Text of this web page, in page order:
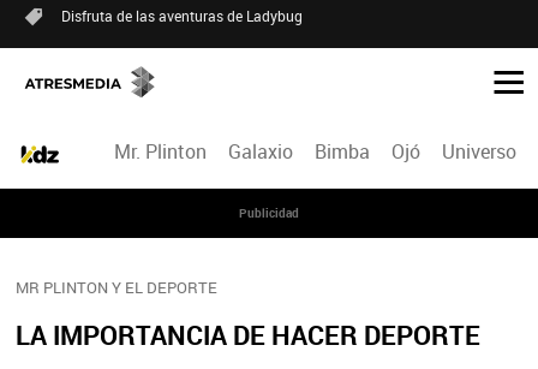
Disfruta de las aventuras de Ladybug
Mr. Plinton Galaxio Bimba Ojó Universo
Publicidad
MR PLINTON Y EL DEPORTE
LA IMPORTANCIA DE HACER DEPORTE